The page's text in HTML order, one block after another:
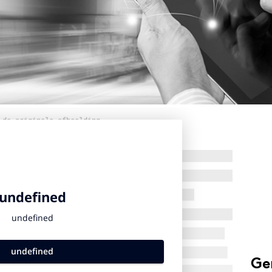
de originele afbeelding